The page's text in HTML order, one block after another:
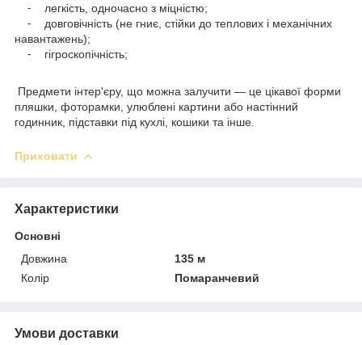
⁃ легкість, одночасно з міцністю;
⁃ довговічність (не гниє, стійки до теплових і механічних
навантажень);
⁃ гігроскопічність;
Предмети інтер'єру, що можна залучити — це цікавої форми
пляшки, фоторамки, улюблені картини або настінний
годинник, підставки під кухлі, кошики та інше.
Приховати
Характеристики
Основні
Довжина
135 м
Колір
Помаранчевий
Умови доставки